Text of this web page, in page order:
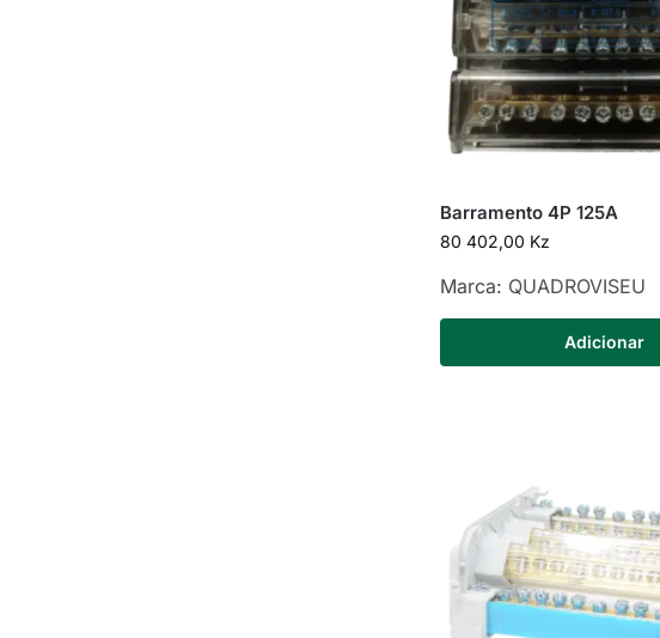
Barramento 4P 125A
80 402,00 Kz
Marca: QUADROVISEU
Adicionar